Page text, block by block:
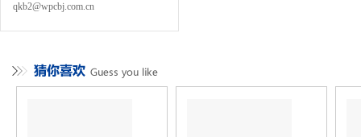
qkb2@wpcbj.com.cn